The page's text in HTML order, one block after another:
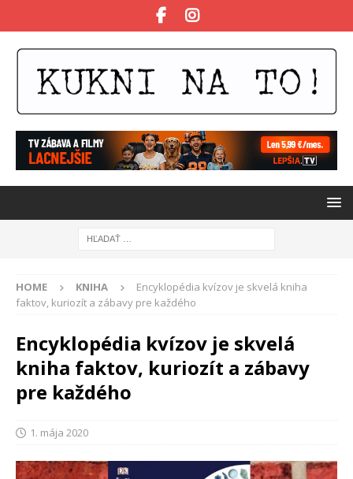
HOME KNIHA
Encyklopédia kvízov je skvelá kniha
faktov, kuriozít a zábavy pre každého
Encyklopédia kvízov je skvelá
kniha faktov, kuriozít a zábavy
pre každého
1. mája 2020